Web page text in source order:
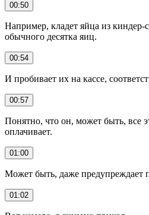
00:50
Например, кладет яйца из
обычного десятка яиц.
00:54
И пробивает их на кассе,
00:57
Понятно, что он, может быть, все
оплачивает.
01:00
Может быть, даже предупреждает
01:02